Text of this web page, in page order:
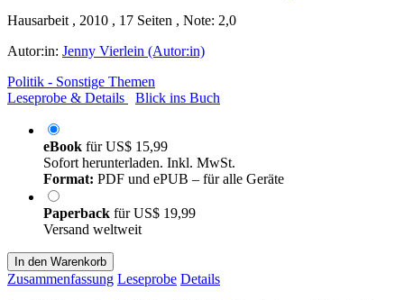
Hausarbeit , 2010 , 17 Seiten , Note: 2,0
Autor:in: Jenny Vierlein (Autor:in)
Politik - Sonstige Themen
Leseprobe & Details
Blick ins Buch
eBook fürUS$ 15,99
Sofort herunterladen. Inkl. MwSt.
Format: PDF und ePUB – für alle Geräte
Paperback fürUS$ 19,99
Versand weltweit
In den Warenkorb
Zusammenfassung Leseprobe Details